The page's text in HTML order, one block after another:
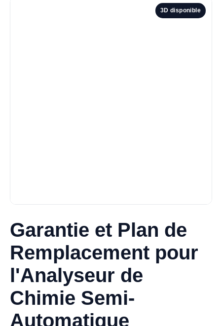
3D disponible
Garantie et Plan de
Remplacement pour
l'Analyseur de
Chimie Semi-
Automatique